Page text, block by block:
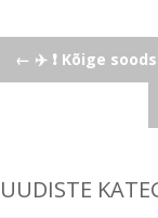
Post
← ✈️ ❗ Kõige
UUDISTE